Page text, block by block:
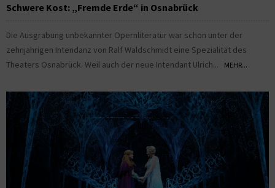
Schwere Kost: „Fremde Erde“ in Osnabrück
Die Ausgrabung unbekannter Opernliteratur war schon unter der
zehnjährigen Intendanz von Ralf Waldschmidt eine Spezialität des
Theaters Osnabrück. Weil auch der neue Intendant Ulrich...
MEHR...